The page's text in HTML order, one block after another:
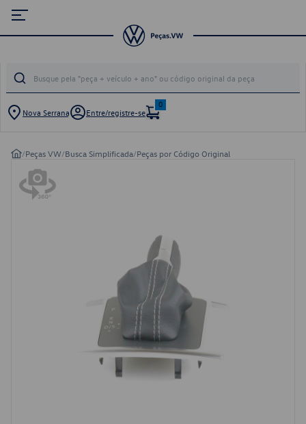
Nova Serrana Entre/registre-se
0
/Peças VW/Busca Simplificada/Peças por Código Original